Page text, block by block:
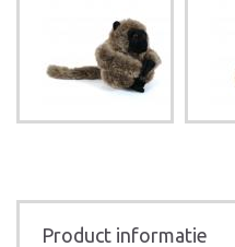
Product informatie